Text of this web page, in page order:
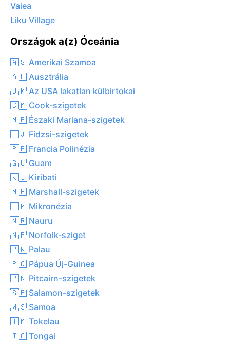
Vaiea
Liku Village
Országok a(z) Óceánia
🇦🇸 Amerikai Szamoa
🇦🇺 Ausztrália
🇺🇲 Az USA lakatlan külbirtokai
🇨🇰 Cook-szigetek
🇲🇵 Északi Mariana-szigetek
🇫🇯 Fidzsi-szigetek
🇵🇫 Francia Polinézia
🇬🇺 Guam
🇰🇮 Kiribati
🇲🇭 Marshall-szigetek
🇫🇲 Mikronézia
🇳🇷 Nauru
🇳🇫 Norfolk-sziget
🇵🇼 Palau
🇵🇬 Pápua Új-Guinea
🇵🇳 Pitcairn-szigetek
🇸🇧 Salamon-szigetek
🇼🇸 Samoa
🇹🇰 Tokelau
🇹🇴 Tongai